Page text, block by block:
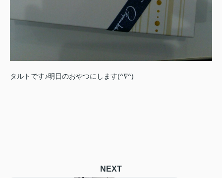
タルトです♪明日のおやつにします(^∇^)
NEXT